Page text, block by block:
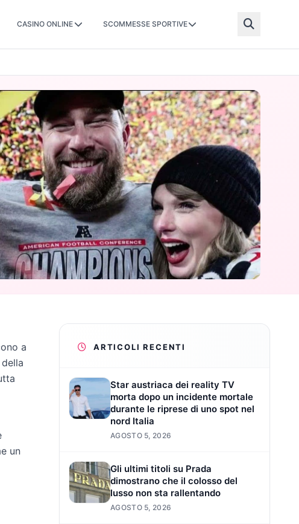
CASINO ONLINE SCOMMESSE SPORTIVE
a
un
ARTICOLI RECENTI
Star austriaca dei reality TV
morta dopo un incidente mortale
durante le riprese di uno spot nel
nord Italia
AGOSTO 5, 2026
Gli ultimi titoli su Prada
dimostrano che il colosso del
lusso non sta rallentando
AGOSTO 5, 2026